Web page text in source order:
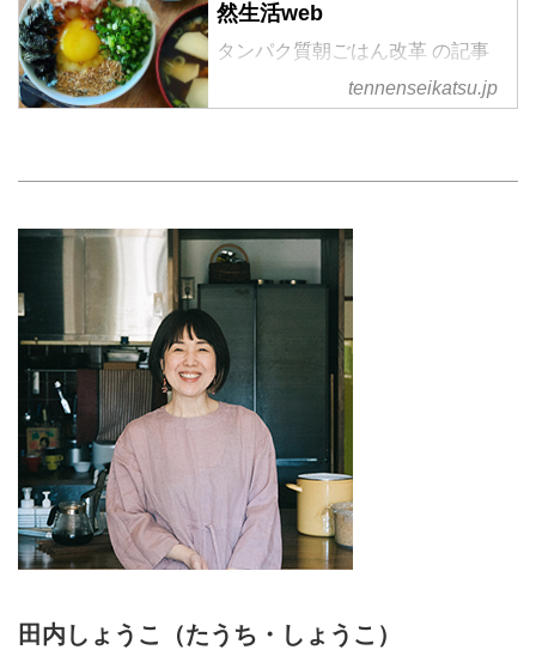
然生活web
タンパク質朝ごはん改革 の記事
tennenseikatsu.jp
田内しょうこ（たうち・しょうこ）